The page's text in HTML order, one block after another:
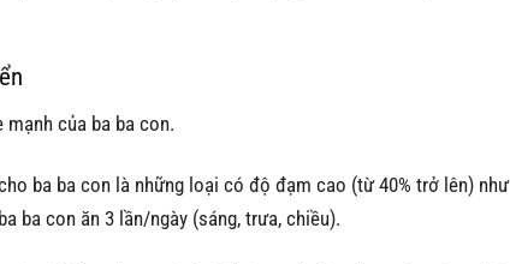
của ba ba con.
ba ba con là những loại có độ đạm cao (từ 40% trở lên) như
ba con ăn 3 lần/ngày (sáng, trưa, chiều).